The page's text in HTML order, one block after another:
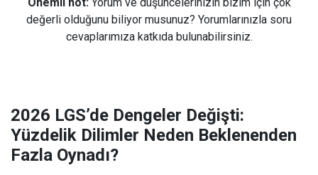
değerli olduğunu biliyor musunuz? Yorumlarınızla soru
cevaplarımıza katkıda bulunabilirsiniz.
2026 LGS’de Dengeler Değişti:
Yüzdelik Dilimler Neden Beklenenden
Fazla Oynadı?